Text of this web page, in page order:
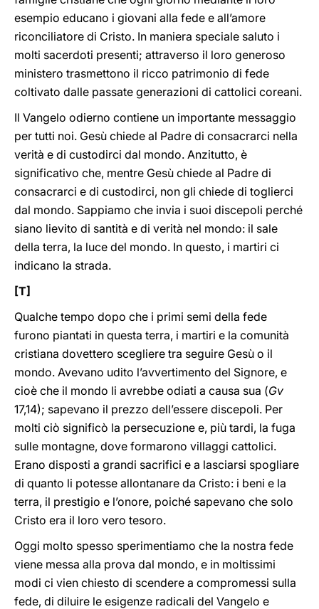
esempio educano i giovani alla fede e all’amore
riconciliatore di Cristo. In maniera speciale saluto i
molti sacerdoti presenti; attraverso il loro generoso
ministero trasmettono il ricco patrimonio di fede
coltivato dalle passate generazioni di cattolici coreani.
Il Vangelo odierno contiene un importante messaggio
per tutti noi. Gesù chiede al Padre di consacrarci nella
verità e di custodirci dal mondo. Anzitutto, è
significativo che, mentre Gesù chiede al Padre di
consacrarci e di custodirci, non gli chiede di toglierci
dal mondo. Sappiamo che invia i suoi discepoli perché
siano lievito di santità e di verità nel mondo: il sale
della terra, la luce del mondo. In questo, i martiri ci
indicano la strada.
[T]
Qualche tempo dopo che i primi semi della fede
furono piantati in questa terra, i martiri e la comunità
cristiana dovettero scegliere tra seguire Gesù o il
mondo. Avevano udito l’avvertimento del Signore, e
cioè che il mondo li avrebbe odiati a causa sua (Gv
17,14); sapevano il prezzo dell’essere discepoli. Per
molti ciò significò la persecuzione e, più tardi, la fuga
sulle montagne, dove formarono villaggi cattolici.
Erano disposti a grandi sacrifici e a lasciarsi spogliare
di quanto li potesse allontanare da Cristo: i beni e la
terra, il prestigio e l’onore, poiché sapevano che solo
Cristo era il loro vero tesoro.
Oggi molto spesso sperimentiamo che la nostra fede
viene messa alla prova dal mondo, e in moltissimi
modi ci vien chiesto di scendere a compromessi sulla
fede, di diluire le esigenze radicali del Vangelo e